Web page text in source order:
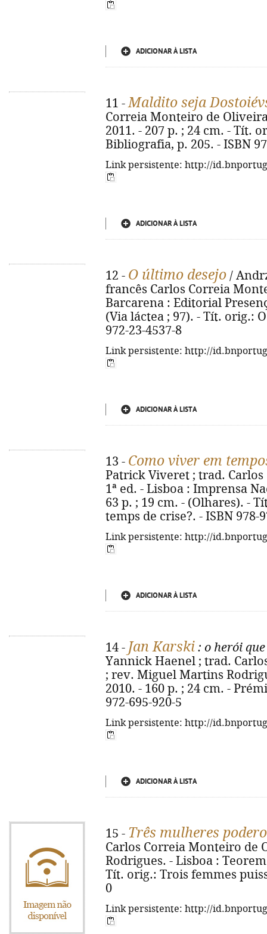
ADICIONAR À LISTA
11 -Maldito seja
Correia Monteiro de
2011. - 207 p. ; 24 cm. - Tít.
Bibliografia, p. 205. - ISBN
Link persistente: http://
ADICIONAR À LISTA
12 - O último desejo /
francês Carlos Correia
Barcarena : Editorial
(Via láctea ; 97). - Tít. orig.:
972-23-4537-8
Link persistente: http://
ADICIONAR À LISTA
13 - Como viver em
Patrick Viveret ; trad.
1ª ed. - Lisboa : Imprensa
63 p. ; 19 cm. - (Olhares). -
temps de crise?. - ISBN 978-
Link persistente: http://
ADICIONAR À LISTA
14 - Jan Karski : o herói
Yannick Haenel ; trad.
; rev. Miguel Martins
2010. - 160 p. ; 24 cm. -
972-695-920-5
Link persistente: http://
ADICIONAR À LISTA
15 - Três mulheres
Carlos Correia Monteiro de
Rodrigues. - Lisboa :
Tít. orig.: Trois femmes
0
Link persistente: http://